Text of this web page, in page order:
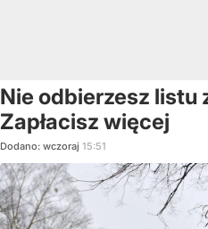
Nie odbierzesz listu
Zapłacisz więcej
Dodano: wczoraj 15:51